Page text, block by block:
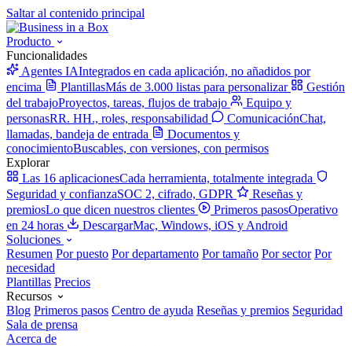
Saltar al contenido principal
Producto
Funcionalidades
Agentes IAIntegrados en cada aplicación, no añadidos por
encima
PlantillasMás de 3.000 listas para personalizar
Gestión
del trabajoProyectos, tareas, flujos de trabajo
Equipo y
personasRR. HH., roles, responsabilidad ComunicaciónChat,
llamadas, bandeja de entrada
Documentos y
conocimientoBuscables, con versiones, con permisos
Explorar
Las 16 aplicacionesCada herramienta, totalmente integrada
Seguridad y confianzaSOC 2, cifrado, GDPR
Reseñas y
premiosLo que dicen nuestros clientes Primeros pasosOperativo
en 24 horas
DescargarMac, Windows, iOS y Android
Soluciones
Resumen Por puesto Por departamento Por tamaño Por sector Por
necesidad
Plantillas Precios
Recursos
Blog Primeros pasos Centro de ayuda Reseñas y premios Seguridad
Sala de prensa
Acerca de